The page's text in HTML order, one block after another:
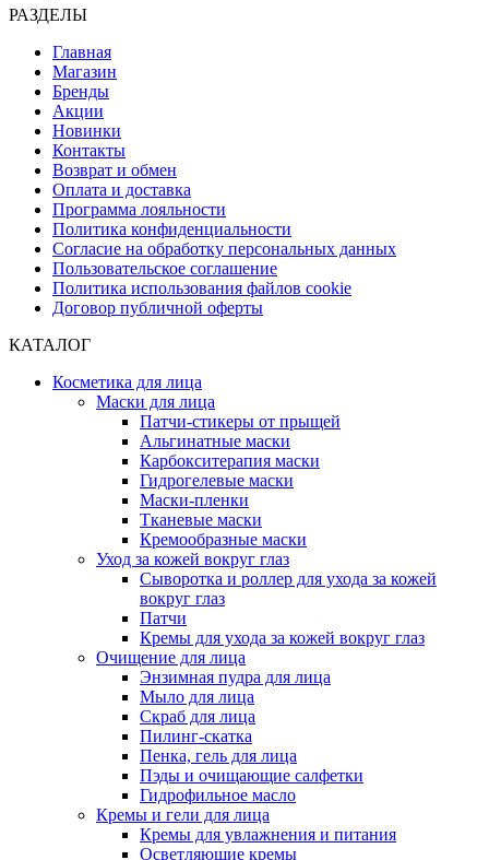
РАЗДЕЛЫ
Главная
Магазин
Бренды
Акции
Новинки
Контакты
Возврат и обмен
Оплата и доставка
Программа лояльности
Политика конфиденциальности
Согласие на обработку персональных данных
Пользовательское соглашение
Политика использования файлов cookie
Договор публичной оферты
КАТАЛОГ
Косметика для лица
Маски для лица
Патчи-стикеры от прыщей
Альгинатные маски
Карбокситерапия маски
Гидрогелевые маски
Маски-пленки
Тканевые маски
Кремообразные маски
Уход за кожей вокруг глаз
Сыворотка и роллер для ухода за кожей
вокруг глаз
Патчи
Кремы для ухода за кожей вокруг глаз
Очищение для лица
Энзимная пудра для лица
Мыло для лица
Скраб для лица
Пилинг-скатка
Пенка, гель для лица
Пэды и очищающие салфетки
Гидрофильное масло
Кремы и гели для лица
Кремы для увлажнения и питания
Осветляющие кремы